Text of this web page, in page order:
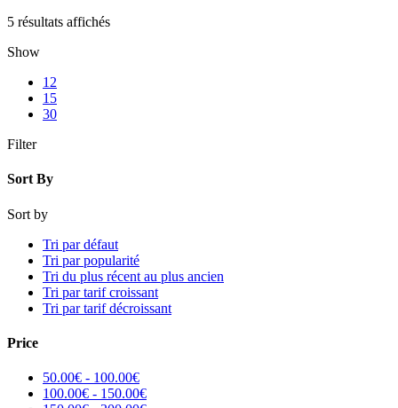
5 résultats affichés
Show
12
15
30
Filter
Sort By
Sort by
Tri par défaut
Tri par popularité
Tri du plus récent au plus ancien
Tri par tarif croissant
Tri par tarif décroissant
Price
50.00€ - 100.00€
100.00€ - 150.00€